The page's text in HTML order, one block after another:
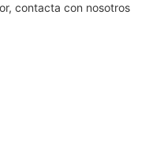
contacta con nosotros